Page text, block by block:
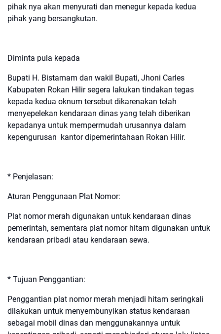
pihak nya akan menyurati dan menegur kepada kedua
pihak yang bersangkutan.
Diminta pula kepada
Bupati H. Bistamam dan wakil Bupati, Jhoni Carles
Kabupaten Rokan Hilir segera lakukan tindakan tegas
kepada kedua oknum tersebut dikarenakan telah
menyepelekan kendaraan dinas yang telah diberikan
kepadanya untuk mempermudah urusannya dalam
kepengurusan kantor dipemerintahaan Rokan Hilir.
* Penjelasan:
Aturan Penggunaan Plat Nomor:
Plat nomor merah digunakan untuk kendaraan dinas
pemerintah, sementara plat nomor hitam digunakan untuk
kendaraan pribadi atau kendaraan sewa.
* Tujuan Penggantian:
Penggantian plat nomor merah menjadi hitam seringkali
dilakukan untuk menyembunyikan status kendaraan
sebagai mobil dinas dan menggunakannya untuk